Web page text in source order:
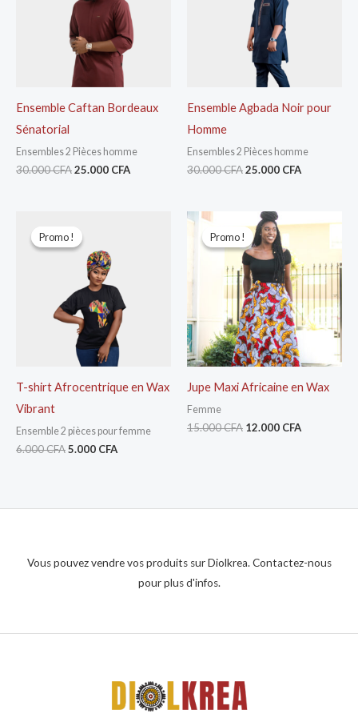
Ensemble Caftan Bordeaux
Sénatorial
Ensembles 2 Pièces homme
30.000CFA25.000 CFA
Ensemble Agbada Noir pour
Homme
Ensembles 2 Pièces homme
30.000CFA25.000 CFA
Promo !
Promo !
T-shirt Afrocentrique en Wax
Vibrant
Ensemble 2 pièces pour femme
6.000CFA
prix
initial
était :
6.000 CFA.
5.000 CFA
Promo !
Promo !
Jupe Maxi Africaine en Wax
Femme
15.000CFA
prix
initial
était :
15.000 CFA.
12.000 CFA
12.000 CFA.
Vous pouvez vendre vos produits sur Diolkrea. Contactez-nous
pour plus d'infos.